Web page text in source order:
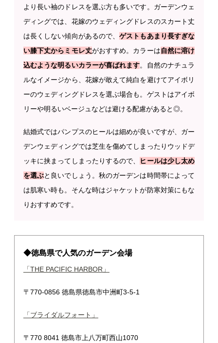
より長い袖のドレスを選ぶ方も多いです。ガーデンウェ
ディングでは、花嫁のウェディングドレスのスカート丈
は長くしない傾向があるので、ゲストもあまり長すぎな
い膝下丈からミモレ丈がおすすめ。カラーは自然に溶け
込むような明るいカラーが喜ばれます。自然のナチュラ
ルなイメージから、花嫁が敢えて純白を避けてアイボリ
ーのウェディングドレスを選ぶ場合も。ゲストはアイボ
リーや明るいベージュなどは避ける配慮があると◎。
結婚式ではパンプスのヒールは細めが良いですが、ガー
デンウェディングでは芝生を傷めてしまったりウッドデ
ッキに挟まってしまったりするので、 ヒールは少し太め
を選ぶと良いでしょう。秋のガーデンは時間帯によって
は肌寒い時も。そんな時はジャケットが防寒対策にもな
りおすすめです。
◆徳島県で人気のガーデン会場
「THE PACIFIC HARBOR」
〒770-0856 徳島県徳島市中洲町3-5-1
「ブライダルフォート」
〒770 8041 徳島市上八万町西山1070